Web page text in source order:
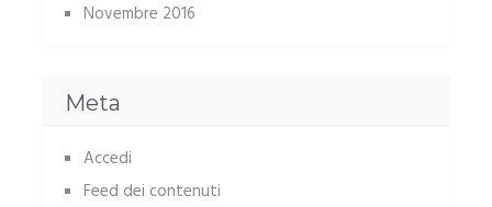
Novembre 2016
Meta
Accedi
Feed dei contenuti